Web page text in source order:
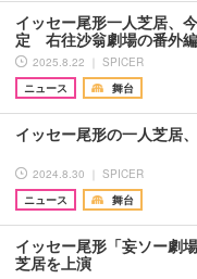
イッセー尾形一人芝居、
定 右往沙翁劇場の番外
2025.8.22 ｜ SPICER
ニュース
舞台
イッセー尾形の一人芝居
2024.8.30 ｜ SPICER
ニュース
舞台
イッセー尾形「妄ソー劇
芝居を上演